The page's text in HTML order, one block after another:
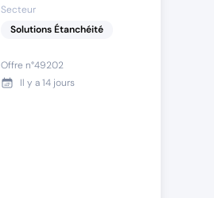
Secteur
Solutions Étanchéité
Offre n°49202
Il y a14 jours